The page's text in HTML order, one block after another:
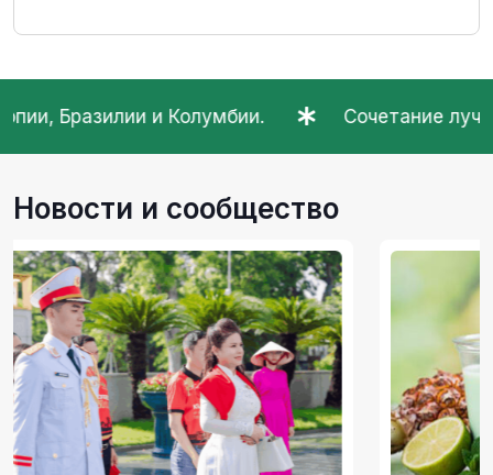
Сочетание лучших зерен робусты из
Новости и сообщество